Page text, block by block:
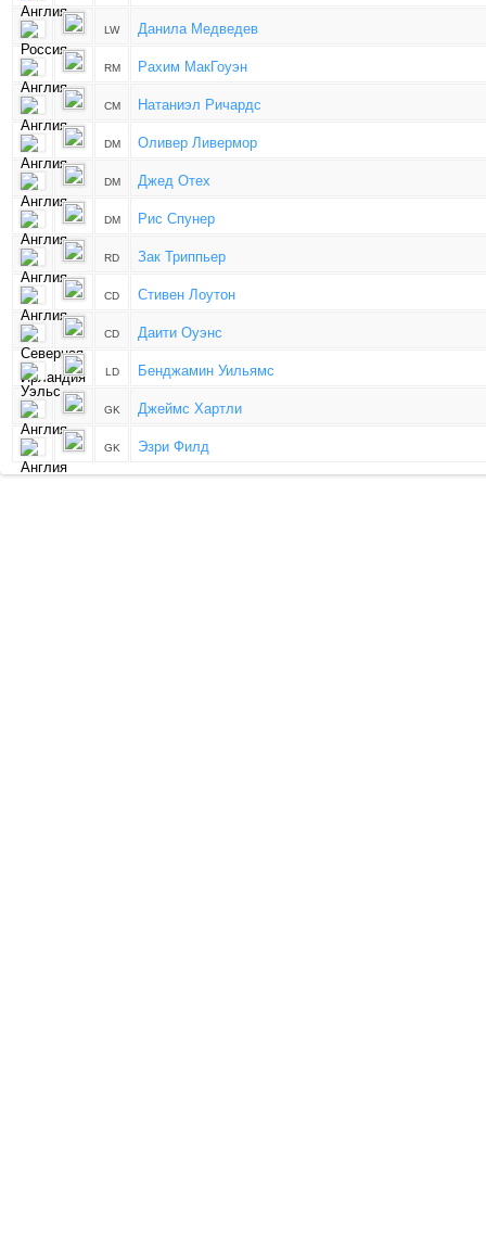
LW Данила Медведев
RM Рахим МакГоуэн
CM Натаниэл Ричардс
DM Оливер Ливермор
DM Джед Отех
DM Рис Спунер
RD Зак Триппьер
CD Стивен Лоутон
CD Даити Оуэнс
LD Бенджамин Уильямс
GK Джеймс Хартли
GK Эзри Филд